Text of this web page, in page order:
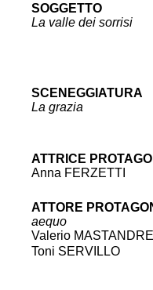
SOGGETTO
La valle dei sorrisi
SCENEGGIATURA
La grazia
ATTRICE
Anna FERZETTI
ATTORE
aequo
Valerio
Toni SERVILLO